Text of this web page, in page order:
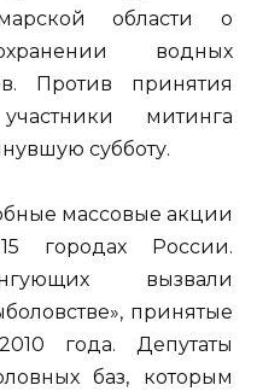
области о
водных
Против принятия
митинга
субботу.
массовые акции
городах России.
вызвали
принятые
года. Депутаты
баз, которым